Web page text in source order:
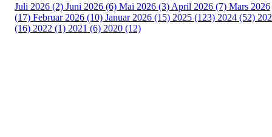
Juli 2026 (2) Juni 2026 (6) Mai 2026 (3) April 2026 (7) Mars 2026
(17) Februar 2026 (10) Januar 2026 (15) 2025 (123) 2024 (52)
(16) 2022 (1) 2021 (6) 2020 (12)